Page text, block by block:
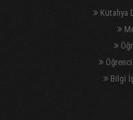
Kütahya
Öğrenci
Bilgi